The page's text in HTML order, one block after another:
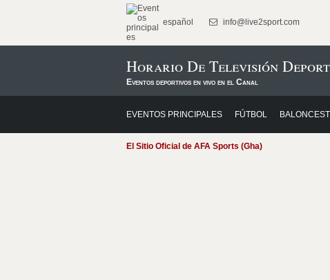
español info@live2sport.com
Horario De Televisión
Eventos deportivos en vivo en el Canal
EVENTOS PRINCIPALES FÚTBOL
El Sitio Oficial de AFA Sports (Gha)